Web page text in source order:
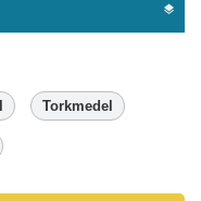
Torkmedel